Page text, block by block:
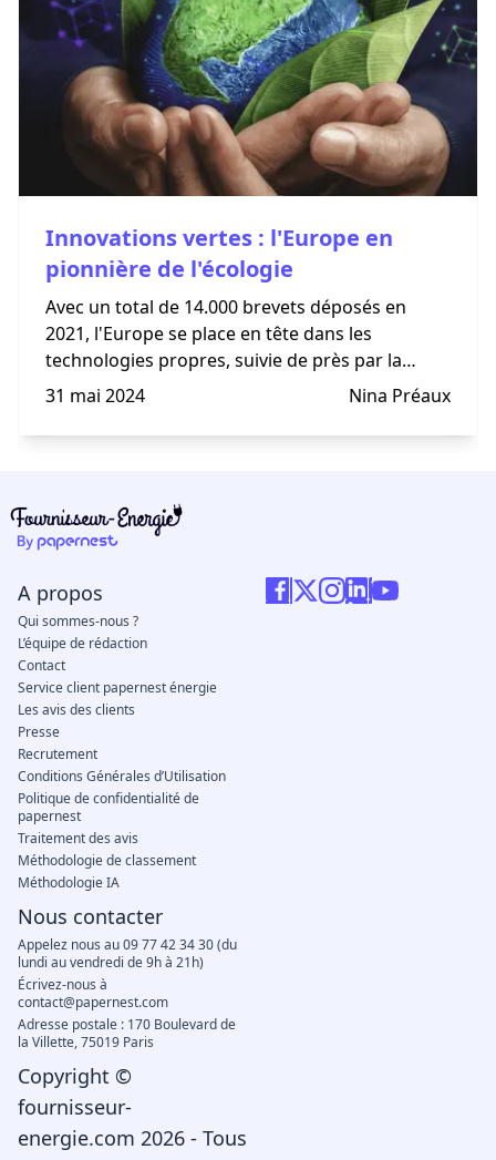
Innovations vertes : l'Europe en
pionnière de l'écologie
Avec un total de 14.000 brevets déposés en
2021, l'Europe se place en tête dans les
technologies propres, suivie de près par la
Chine.
31 mai 2024 Nina Préaux
A propos
Qui sommes-nous ?
L’équipe de rédaction
Contact
Service client papernest énergie
Les avis des clients
Presse
Recrutement
Conditions Générales d’Utilisation
Politique de confidentialité de
papernest
Traitement des avis
Méthodologie de classement
Méthodologie IA
Nous contacter
Appelez nous au 09 77 42 34 30 (du
lundi au vendredi de 9h à 21h)
Écrivez-nous à
contact@papernest.com
Adresse postale : 170 Boulevard de
la Villette, 75019 Paris
Copyright ©
fournisseur-
energie.com 2026 - Tous